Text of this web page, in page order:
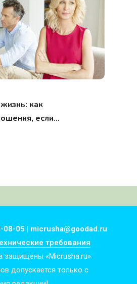
как
если
08-05 | micrusha@goodad.ru
требования
защищены «Micrusha.ru»
допускается только с